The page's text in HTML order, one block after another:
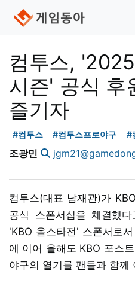
컴투스,
시즌' 공식 후
즐기자
#컴투스 #컴투스프로야구 #
조광민
컴투스(대표 남재관)가
공식 스폰서십을 체결했
'KBO 올스타전' 스폰서로
에 이어 올해도 KBO 포스
야구의 열기를 팬들과 함께